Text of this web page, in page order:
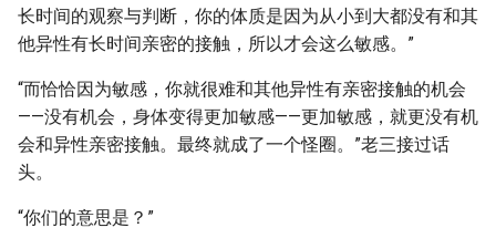
长时间的观察与判断，你的体质是因为从小到大都没有和其
他异性有长时间亲密的接触，所以才会这么敏感。”
“而恰恰因为敏感，你就很难和其他异性有亲密接触的机会
——没有机会，身体变得更加敏感——更加敏感，就更没有机
会和异性亲密接触。最终就成了一个怪圈。”老三接过话
头。
“你们的意思是？”